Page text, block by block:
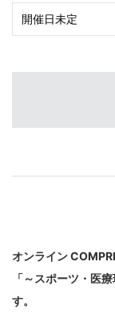
オンライン
「～スポーツ・医
す。